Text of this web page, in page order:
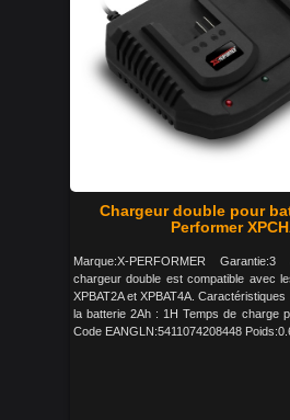
Chargeur double pour
Performer
Marque:X-PERFORMER
chargeur double est compatible avec
XPBAT2A et XPBAT4A.
la batterie 2Ah : 1H Temps de charge
Code EANGLN:5411074208448